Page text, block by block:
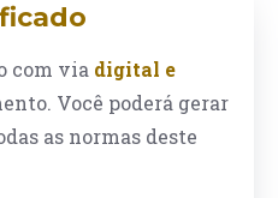
com via digital e
Você poderá gerar
as normas deste